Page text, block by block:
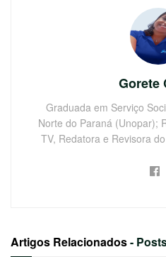
Gorete
Graduada em Serviço
Norte do Paraná (Unopar);
TV, Redatora e Revisora
Artigos Relacionados-